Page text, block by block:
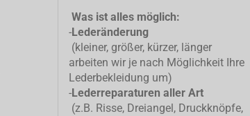
Was ist alles möglich:
-Lederänderung
(kleiner, größer, kürzer, länger
arbeiten wir je nach Möglichkeit Ihre
Lederbekleidung um)
-Lederreparaturen aller Art
(z.B. Risse, Dreiangel, Druckknöpfe,